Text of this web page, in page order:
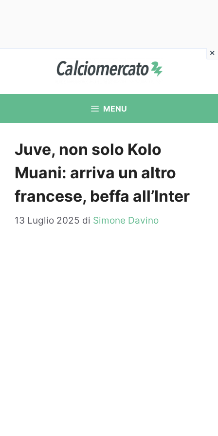
contenuto
MENU
Juve, non solo Kolo
Muani: arriva un altro
francese, beffa all’Inter
13 Luglio 2025 di Simone Davino